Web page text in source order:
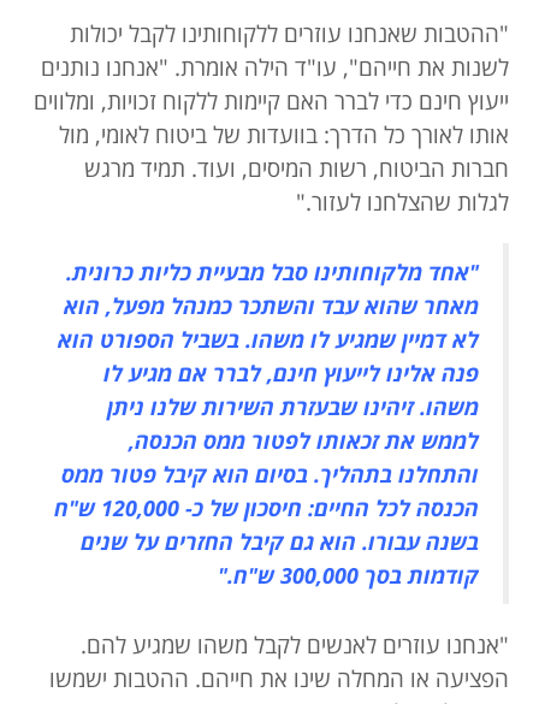
"ההטבות שאנחנו עוזרים ללקוחותינו לקבל יכולות
לשנות את חייהם", עו"ד הילה אומרת. "אנחנו נותנים
ייעוץ חינם כדי לברר האם קיימות ללקוח זכויות, ומלווים
אותו לאורך כל הדרך: בוועדות של ביטוח לאומי, מול
חברות הביטוח, רשות המיסים, ועוד. תמיד מרגש
לגלות שהצלחנו לעזור."
"אחד מלקוחותינו סבל מבעיית כליות כרונית.
מאחר שהוא עבד והשתכר כמנהל מפעל, הוא
לא דמיין שמגיע לו משהו. בשביל הספורט הוא
פנה אלינו לייעוץ חינם, לברר אם מגיע לו
משהו. זיהינו שבעזרת השירות שלנו ניתן
לממש את זכאותו לפטור ממס הכנסה,
והתחלנו בתהליך. בסיום הוא קיבל פטור ממס
הכנסה לכל החיים: חיסכון של כ- 120,000 ש"ח
בשנה עבורו. הוא גם קיבל החזרים על שנים
קודמות בסך 300,000 ש"ח."
"אנחנו עוזרים לאנשים לקבל משהו שמגיע להם.
הפציעה או המחלה שינו את חייהם. ההטבות ישמשו